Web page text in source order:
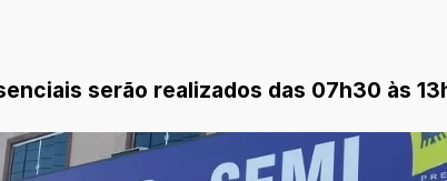
serão realizados das 07h30 às